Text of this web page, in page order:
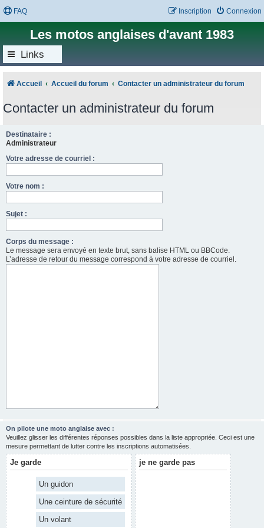
FAQ Connexion
Inscription
Les motos anglaises d'avant 1983
Links
Accueil Accueil du forum Contacter un administrateur du forum
Contacter un administrateur du forum
Destinataire :
Administrateur
Votre adresse de courriel :
Votre nom :
Sujet :
Corps du message :
Le message sera envoyé en texte brut, sans balise HTML ou BBCode.
L’adresse de retour du message correspond à votre adresse de courriel.
On pilote une moto anglaise avec :
Veuillez glisser les différentes réponses possibles dans la liste appropriée. Ceci est une
mesure permettant de lutter contre les inscriptions automatisées.
Je garde
Un guidon
Une ceinture de sécurité
Un volant
je ne garde pas